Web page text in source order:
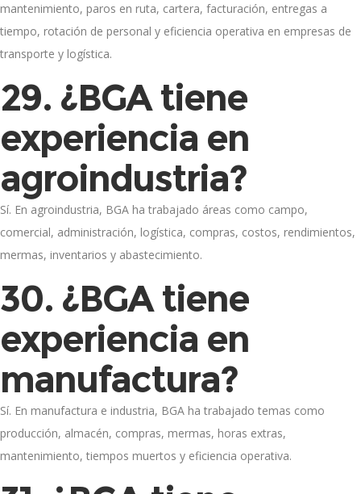
mantenimiento, paros en ruta, cartera, facturación, entregas a
tiempo, rotación de personal y eficiencia operativa en empresas de
transporte y logística.
29. ¿BGA tiene
experiencia en
agroindustria?
Sí. En agroindustria, BGA ha trabajado áreas como campo,
comercial, administración, logística, compras, costos, rendimientos,
mermas, inventarios y abastecimiento.
30. ¿BGA tiene
experiencia en
manufactura?
Sí. En manufactura e industria, BGA ha trabajado temas como
producción, almacén, compras, mermas, horas extras,
mantenimiento, tiempos muertos y eficiencia operativa.